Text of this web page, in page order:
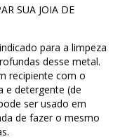
SUA JOIA DE
para a limpeza
desse metal.
recipiente com o
e detergente (de
ser usado em
de fazer o mesmo